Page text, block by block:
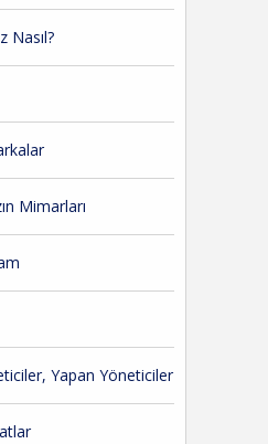
Nasıl?
Mimarları
Yapan Yöneticiler